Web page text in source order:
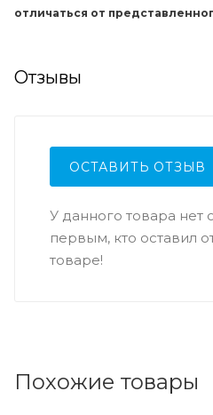
отличаться от
Отзывы
ОСТАВИТЬ ОТЗЫВ
У данного товара нет
первым, кто оставил
товаре!
Похожие товары